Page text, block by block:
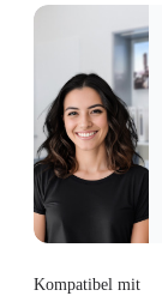
Kompatibel mit